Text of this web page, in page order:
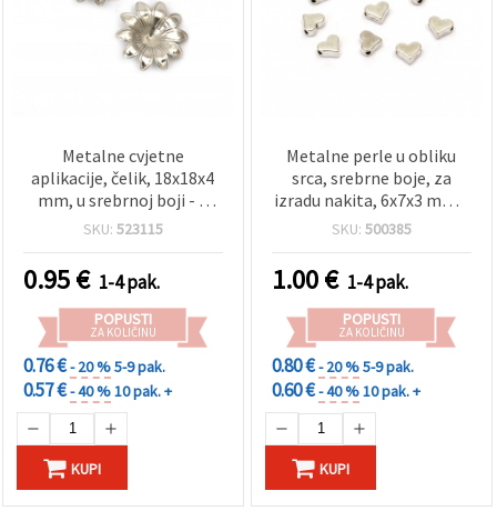
Metalne cvjetne
aplikacije, čelik, 18x18x4
mm, u srebrnoj boji - 5
komada
SKU: 523115
0.95€ 1-4 pak.
POPUSTI
ZA KOLIČINU
0.76 €- 20 %5-9 pak.
0.57 €- 40 %10 pak. +
KUPI
Metalne perle u obliku
srca, srebrne boje, za
izradu nakita, 6x7x3 mm –
20 kom
SKU: 500385
1.00€ 1-4 pak.
POPUSTI
ZA KOLIČINU
0.80 €- 20 %5-9 pak.
0.60 €- 40 %10 pak. +
KUPI